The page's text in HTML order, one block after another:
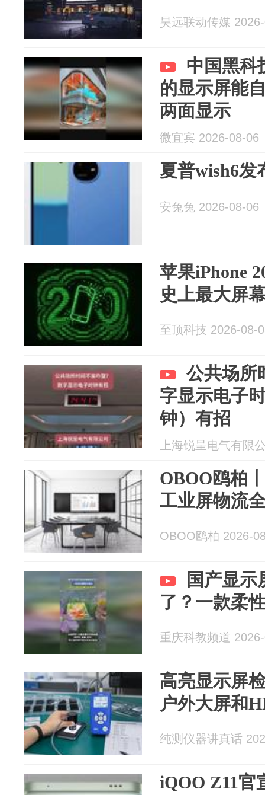
昊远联动传媒
中国黑科
的显示屏能
两面显示
微宜宾 2026-08-06
夏普wish6发
安兔兔 2026-08-06
苹果iPhone
史上最大屏
至顶科技 2026-08-
公共场所
字显示电子
钟）有招
上海锐呈电气有限
OBOO鸥柏
工业屏物流
OBOO鸥柏 2026-
国产显示
了？一款柔
重庆科教频道
高亮显示屏
户外大屏和
纯测仪器讲真话
iQOO Z11官